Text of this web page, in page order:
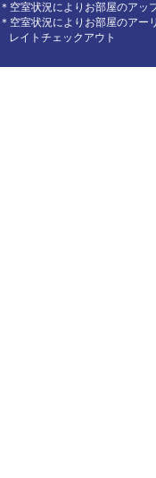
＊空室状況によりお部屋のアッ
＊空室状況によりお部屋のアー
レイトチェックアウト